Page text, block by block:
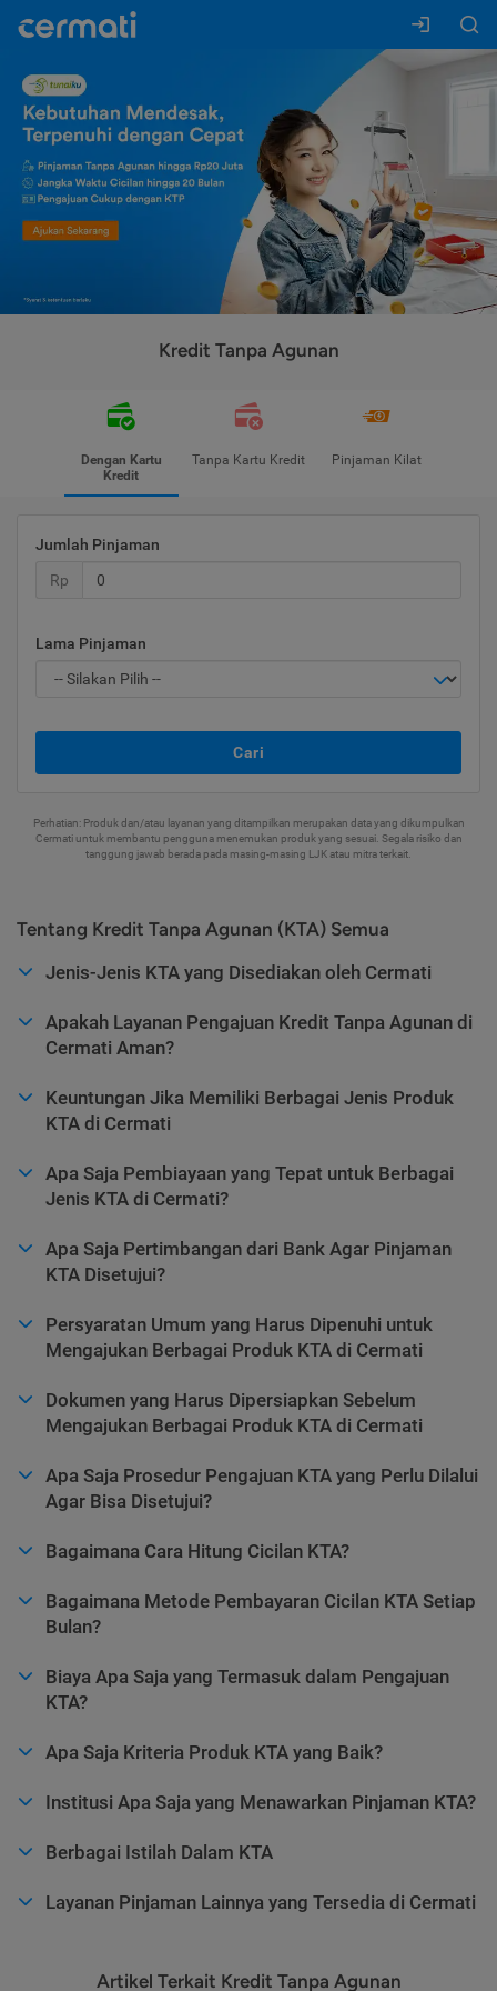
Kredit Tanpa Agunan
Dengan Kartu
Kredit
Tanpa Kartu Kredit Pinjaman Kilat
Jumlah Pinjaman
Rp
Lama Pinjaman
Cari
Perhatian: Produk dan/atau layanan yang ditampilkan merupakan data yang dikumpulkan
Cermati untuk membantu pengguna menemukan produk yang sesuai. Segala risiko dan
tanggung jawab berada pada masing-masing LJK atau mitra terkait.
Tentang Kredit Tanpa Agunan (KTA) Semua
Jenis-Jenis KTA yang Disediakan oleh Cermati
Apakah Layanan Pengajuan Kredit Tanpa Agunan di
Cermati Aman?
Keuntungan Jika Memiliki Berbagai Jenis Produk
KTA di Cermati
Apa Saja Pembiayaan yang Tepat untuk Berbagai
Jenis KTA di Cermati?
Apa Saja Pertimbangan dari Bank Agar Pinjaman
KTA Disetujui?
Persyaratan Umum yang Harus Dipenuhi untuk
Mengajukan Berbagai Produk KTA di Cermati
Dokumen yang Harus Dipersiapkan Sebelum
Mengajukan Berbagai Produk KTA di Cermati
Apa Saja Prosedur Pengajuan KTA yang Perlu Dilalui
Agar Bisa Disetujui?
Bagaimana Cara Hitung Cicilan KTA?
Bagaimana Metode Pembayaran Cicilan KTA Setiap
Bulan?
Biaya Apa Saja yang Termasuk dalam Pengajuan
KTA?
Apa Saja Kriteria Produk KTA yang Baik?
Institusi Apa Saja yang Menawarkan Pinjaman KTA?
Berbagai Istilah Dalam KTA
Layanan Pinjaman Lainnya yang Tersedia di Cermati
Artikel Terkait Kredit Tanpa Agunan